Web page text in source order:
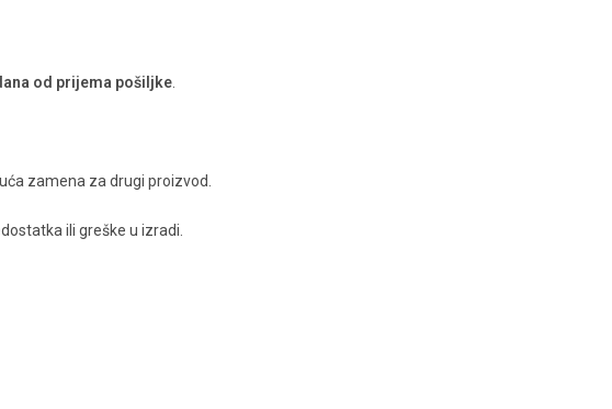
od prijema pošiljke.
zamena za drugi proizvod.
ili greške u izradi.